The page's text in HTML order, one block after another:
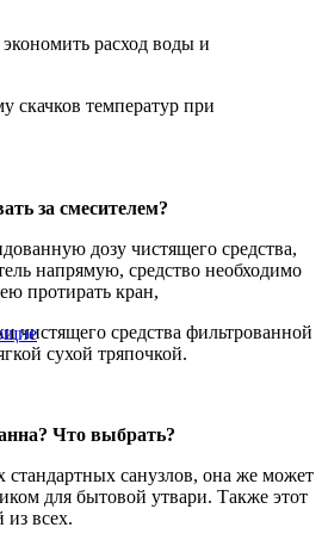
расход воды и
скачков температур при
за смесителем?
дозу чистящего средства,
напрямую, средство необходимо
протирать кран,
чистящего средства фильтрованной
сухой тряпочкой.
Что выбрать?
санузлов, она же может
для бытовой утвари. Также этот
всех.